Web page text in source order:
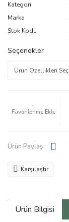
Kategori
Marka
Stok Kodu
Seçenekler
Ürün Paylaş :
Karşılaştır
Ürün Bilgisi